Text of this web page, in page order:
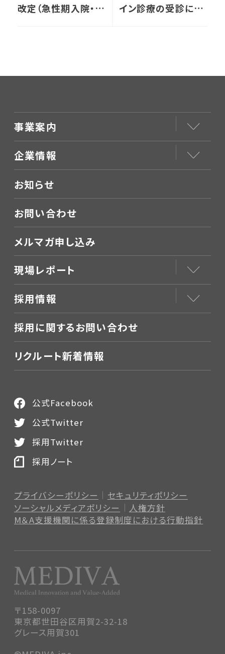
改定（急性期入院・
イン診療の受診につ
事業案内
企業情報
お知らせ
お問い合わせ
メルマガ申し込み
現場レポート
採用情報
採用に関するお問い合わせ
リクルート新着情報
〒158-0097
東京都世田谷区用賀2-32-18
グレース用賀301
プライバシーポリシー
セキュリティポリシー
ソーシャルメディアポリシー
人権方針
M＆A支援機関に係る登録制度における行動指針
公式Facebook
公式Twitter
採用Twitter
採用ノート